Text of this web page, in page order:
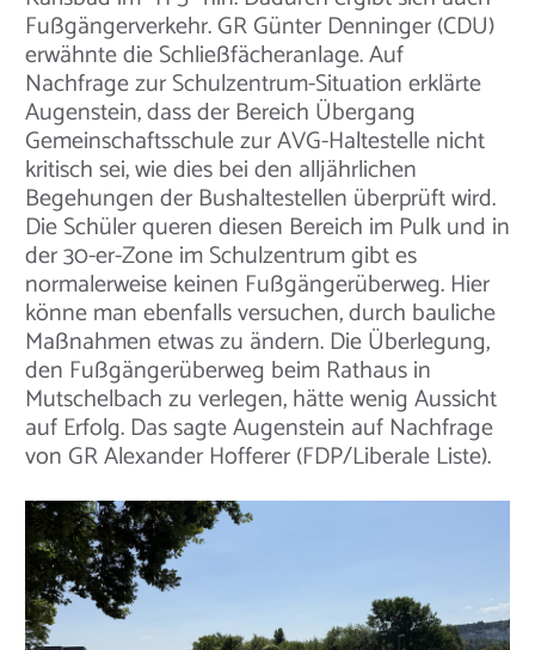
Fußgängerverkehr. GR Günter Denninger (CDU)
erwähnte die Schließfächeranlage. Auf
Nachfrage zur Schulzentrum-Situation erklärte
Augenstein, dass der Bereich Übergang
Gemeinschaftsschule zur AVG-Haltestelle nicht
kritisch sei, wie dies bei den alljährlichen
Begehungen der Bushaltestellen überprüft wird.
Die Schüler queren diesen Bereich im Pulk und in
der 30-er-Zone im Schulzentrum gibt es
normalerweise keinen Fußgängerüberweg. Hier
könne man ebenfalls versuchen, durch bauliche
Maßnahmen etwas zu ändern. Die Überlegung,
den Fußgängerüberweg beim Rathaus in
Mutschelbach zu verlegen, hätte wenig Aussicht
auf Erfolg. Das sagte Augenstein auf Nachfrage
von GR Alexander Hofferer (FDP/Liberale Liste).